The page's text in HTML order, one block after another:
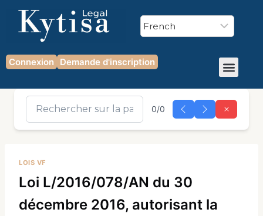
Connexion Demande d'inscription
0/0
LOIS VF
Loi L/2016/078/AN du 30
décembre 2016, autorisant la